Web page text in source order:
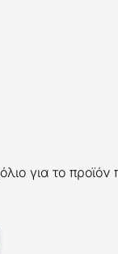
για το προϊόν